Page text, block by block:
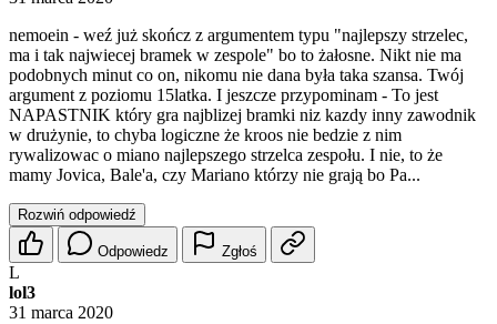
nemoein - weź już skończ z argumentem typu "najlepszy strzelec,
ma i tak najwiecej bramek w zespole" bo to żałosne. Nikt nie ma
podobnych minut co on, nikomu nie dana była taka szansa. Twój
argument z poziomu 15latka. I jeszcze przypominam - To jest
NAPASTNIK który gra najblizej bramki niz kazdy inny zawodnik
w drużynie, to chyba logiczne że kroos nie bedzie z nim
rywalizowac o miano najlepszego strzelca zespołu. I nie, to że
mamy Jovica, Bale'a, czy Mariano którzy nie grają bo Pa...
Rozwiń odpowiedź
Odpowiedz Zgłoś
L
lol3
31 marca 2020